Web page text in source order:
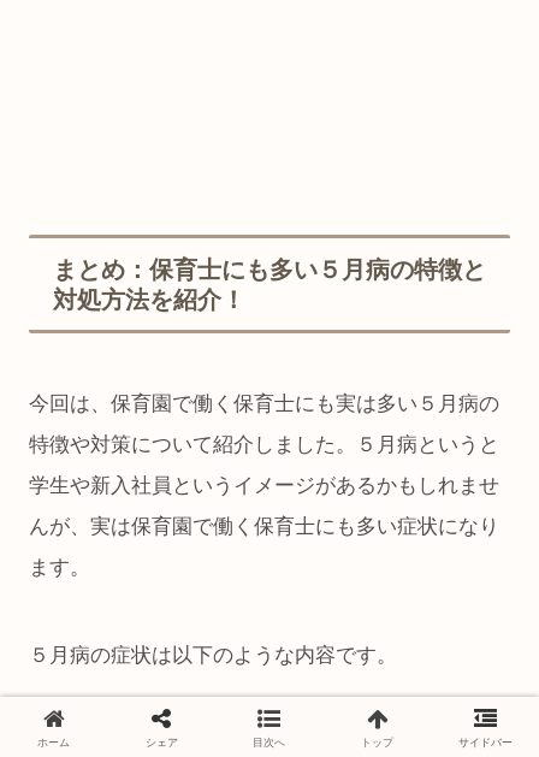
まとめ：保育士にも多い５月病の特徴と
対処方法を紹介！
今回は、保育園で働く保育士にも実は多い５月病の
特徴や対策について紹介しました。５月病というと
学生や新入社員というイメージがあるかもしれませ
んが、実は保育園で働く保育士にも多い症状になり
ます。
５月病の症状は以下のような内容です。
身体のだるさ
ホーム シェア 目次へ トップ サイドバー